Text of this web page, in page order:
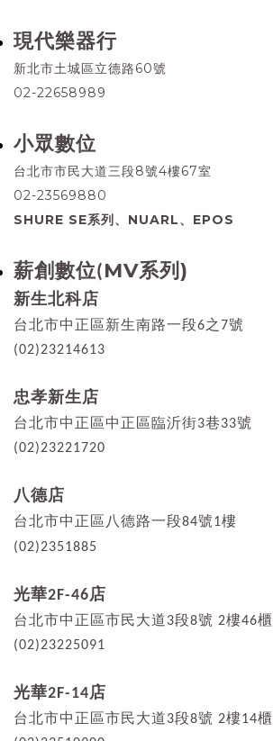
現代樂器行
新北市土城區立德路60號
02-22658989
小眾數位
台北市市民大道三段8號4樓67室
02-23569880
SHURE SE系列、NUARL、EPOS
薪創數位(MV系列)
新生北科店
台北市中正區新生南路一段6之7號
(02)23214613
忠孝新生店
台北市中正區中正區臨沂街3巷33號
(02)23221720
八德店
台北市中正區八德路一段84號1樓
(02)2351885
光華2F-46店
台北市中正區市民大道3段8號 2樓46櫃
(02)23225091
光華2F-14店
台北市中正區市民大道3段8號 2樓14櫃